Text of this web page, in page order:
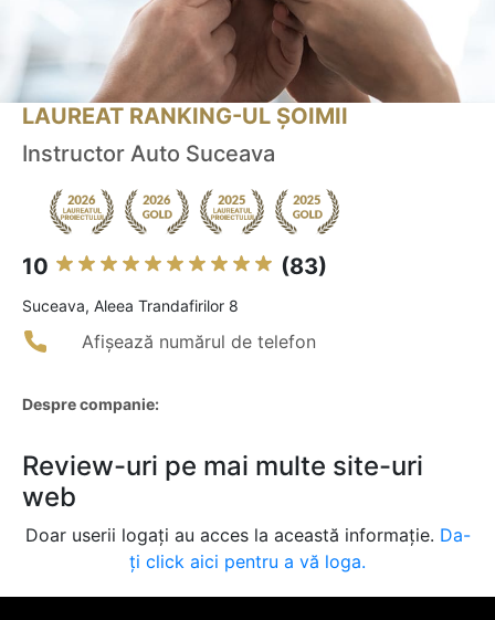
LAUREAT RANKING-UL ȘOIMII
Instructor Auto Suceava
10 (83)
Suceava, Aleea Trandafirilor 8
Afișează numărul de telefon
Despre companie:
Review-uri pe mai multe site-uri
web
Doar userii logați au acces la această informație. Da-
ți click aici pentru a vă loga.